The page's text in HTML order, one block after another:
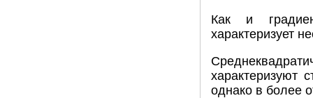
Как и
характеризует
характеризуют
однако в более